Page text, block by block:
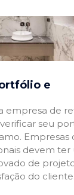
e
empresa de
seu
Empresas
devem ter
de
do cliente.